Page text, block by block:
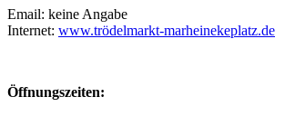
Email: keine Angabe
Internet: www.trödelmarkt-marheinekeplatz.de
Öffnungszeiten: